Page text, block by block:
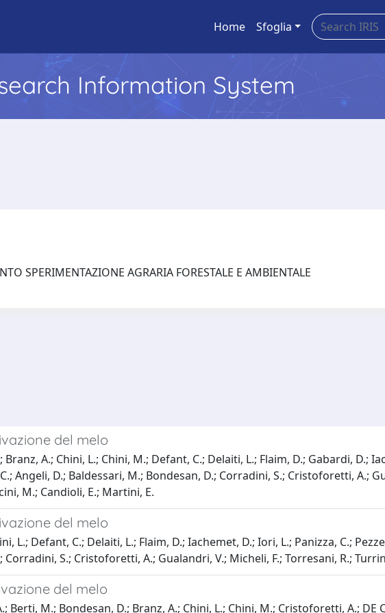
Home Sfoglia
Information System
SPERIMENTAZIONE AGRARIA FORESTALE E AMBIENTALE
del melo
A.; Chini, L.; Chini, M.; Defant, C.; Delaiti, L.; Flaim, D.; Gabardi, D.;
Angeli, D.; Baldessari, M.; Bondesan, D.; Corradini, S.; Cristoforetti, A.;
M.; Candioli, E.; Martini, E.
del melo
L.; Defant, C.; Delaiti, L.; Flaim, D.; Iachemet, D.; Iori, L.; Panizza, C.;
S.; Cristoforetti, A.; Gualandri, V.; Micheli, F.; Torresani, R.;
del melo
M.; Bondesan, D.; Branz, A.; Chini, L.; Chini, M.; Cristoforetti, A.; DE